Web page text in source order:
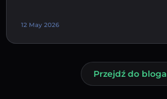
12 May 2026
Przejdź do bloga